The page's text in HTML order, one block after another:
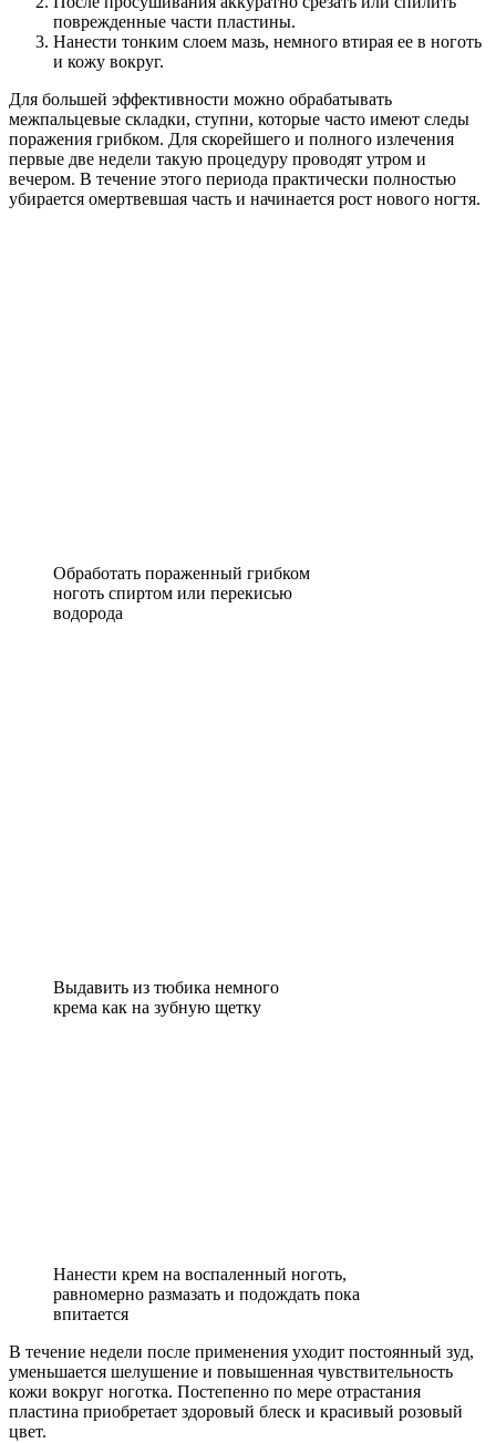
поврежденные части пластины.
Нанести тонким слоем мазь, немного втирая ее в ноготь
и кожу вокруг.
Для большей эффективности можно обрабатывать
межпальцевые складки, ступни, которые часто имеют следы
поражения грибком. Для скорейшего и полного излечения
первые две недели такую процедуру проводят утром и
вечером. В течение этого периода практически полностью
убирается омертвевшая часть и начинается рост нового ногтя.
Обработать пораженный грибком
ноготь спиртом или перекисью
водорода
Выдавить из тюбика немного
крема как на зубную щетку
Нанести крем на воспаленный ноготь,
равномерно размазать и подождать пока
впитается
В течение недели после применения уходит постоянный зуд,
уменьшается шелушение и повышенная чувствительность
кожи вокруг ноготка. Постепенно по мере отрастания
пластина приобретает здоровый блеск и красивый розовый
цвет.